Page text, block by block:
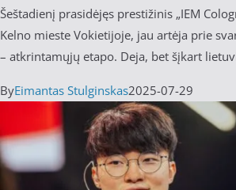
Šeštadienį prasidėjęs prestižinis „IEM
Kelno mieste Vokietijoje, jau artėja prie
– atkrintamųjų etapo. Deja, bet šįkart
ByEimantas Stulginskas2025-07-29